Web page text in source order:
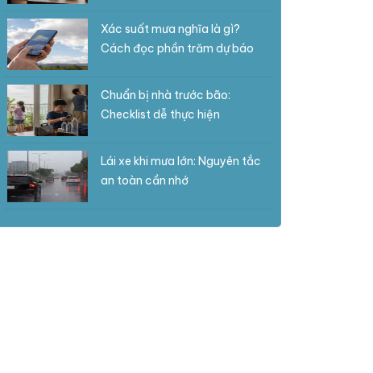
Xác suất mưa nghĩa là gì?
Cách đọc phần trăm dự báo
Chuẩn bị nhà trước bão:
Checklist dễ thực hiện
Lái xe khi mưa lớn: Nguyên tắc
an toàn cần nhớ